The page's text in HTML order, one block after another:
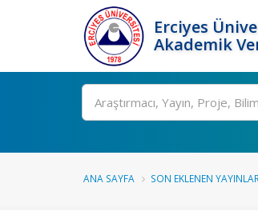
Erciyes
Akademik
Ara
ANA SAYFA SON EKLENEN YAYINLAR